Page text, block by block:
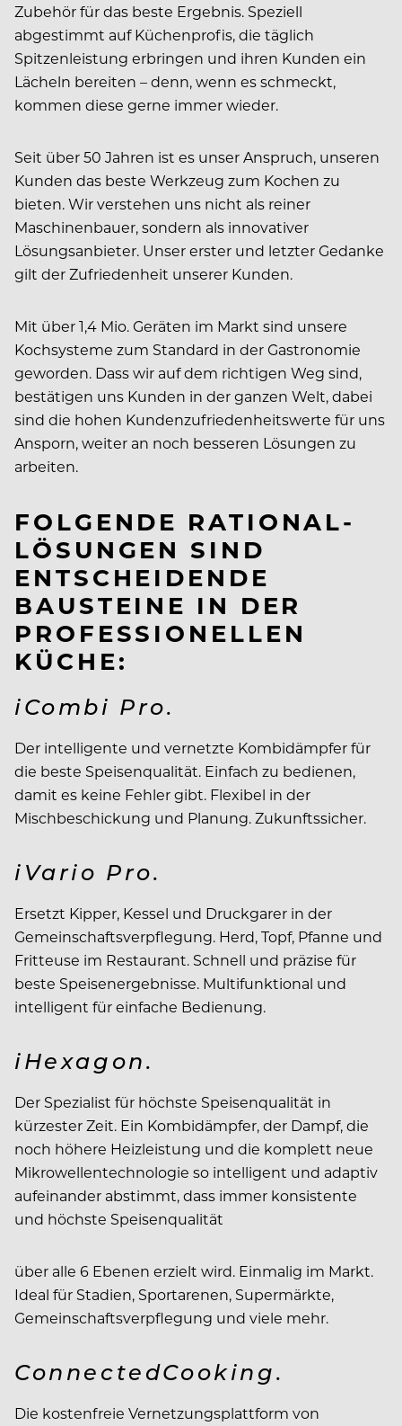
Zubehör für das beste Ergebnis. Speziell
abgestimmt auf Küchenprofis, die täglich
Spitzenleistung erbringen und ihren Kunden ein
Lächeln bereiten – denn, wenn es schmeckt,
kommen diese gerne immer wieder.
Seit über 50 Jahren ist es unser Anspruch, unseren
Kunden das beste Werkzeug zum Kochen zu
bieten. Wir verstehen uns nicht als reiner
Maschinenbauer, sondern als innovativer
Lösungsanbieter. Unser erster und letzter Gedanke
gilt der Zufriedenheit unserer Kunden.
Mit über 1,4 Mio. Geräten im Markt sind unsere
Kochsysteme zum Standard in der Gastronomie
geworden. Dass wir auf dem richtigen Weg sind,
bestätigen uns Kunden in der ganzen Welt, dabei
sind die hohen Kundenzufriedenheitswerte für uns
Ansporn, weiter an noch besseren Lösungen zu
arbeiten.
FOLGENDE RATIONAL-
LÖSUNGEN SIND
ENTSCHEIDENDE
BAUSTEINE IN DER
PROFESSIONELLEN
KÜCHE:
iCombi Pro.
Der intelligente und vernetzte Kombidämpfer für
die beste Speisenqualität. Einfach zu bedienen,
damit es keine Fehler gibt. Flexibel in der
Mischbeschickung und Planung. Zukunftssicher.
iVario Pro.
Ersetzt Kipper, Kessel und Druckgarer in der
Gemeinschaftsverpflegung. Herd, Topf, Pfanne und
Fritteuse im Restaurant. Schnell und präzise für
beste Speisenergebnisse. Multifunktional und
intelligent für einfache Bedienung.
iHexagon.
Der Spezialist für höchste Speisenqualität in
kürzester Zeit. Ein Kombidämpfer, der Dampf, die
noch höhere Heizleistung und die komplett neue
Mikrowellentechnologie so intelligent und adaptiv
aufeinander abstimmt, dass immer konsistente
und höchste Speisenqualität
über alle 6 Ebenen erzielt wird. Einmalig im Markt.
Ideal für Stadien, Sportarenen, Supermärkte,
Gemeinschaftsverpflegung und viele mehr.
ConnectedCooking.
Die kostenfreie Vernetzungsplattform von